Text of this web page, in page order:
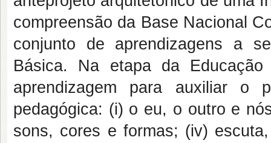
compreensão da Base Nacional
conjunto de aprendizagens a
Básica. Na etapa da
aprendizagem para auxiliar o
pedagógica: (i) o eu, o outro e
sons, cores e formas; (iv)